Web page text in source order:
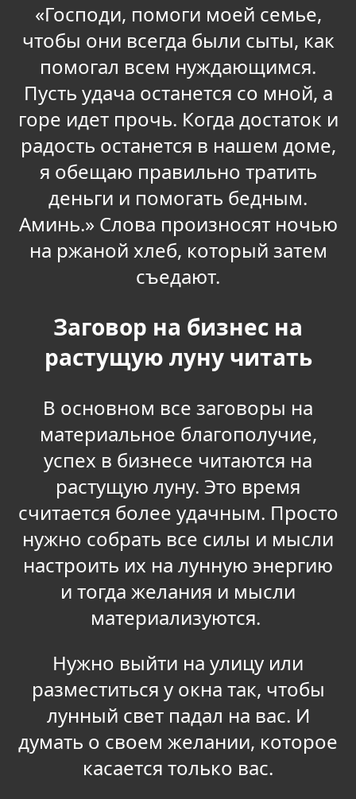
«Господи, помоги моей семье,
чтобы они всегда были сыты, как
помогал всем нуждающимся.
Пусть удача останется со мной, а
горе идет прочь. Когда достаток и
радость останется в нашем доме,
я обещаю правильно тратить
деньги и помогать бедным.
Аминь.» Слова произносят ночью
на ржаной хлеб, который затем
съедают.
Заговор на бизнес на
растущую луну читать
В основном все заговоры на
материальное благополучие,
успех в бизнесе читаются на
растущую луну. Это время
считается более удачным. Просто
нужно собрать все силы и мысли
настроить их на лунную энергию
и тогда желания и мысли
материализуются.
Нужно выйти на улицу или
разместиться у окна так, чтобы
лунный свет падал на вас. И
думать о своем желании, которое
касается только вас.